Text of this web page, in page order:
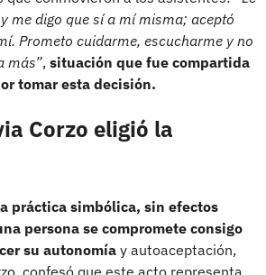
me digo que sí a mí misma; aceptó
Prometo cuidarme, escucharme y no
más”, situación que fue compartida
tomar esta decisión.
Corzo eligió la
práctica simbólica, sin efectos
persona se compromete consigo
su autonomía y autoaceptación,